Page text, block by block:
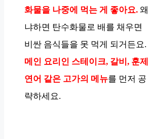
화물을 나중에 먹는 게 좋아요. 왜
냐하면 탄수화물로 배를 채우면
비싼 음식들을 못 먹게 되거든요.
메인 요리인 스테이크, 갈비, 훈제
연어 같은 고가의 메뉴를 먼저 공
략하세요.